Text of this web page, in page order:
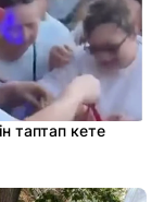
таптап кете